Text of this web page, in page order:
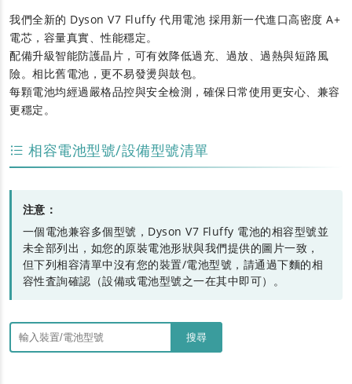
我們全新的 Dyson V7 Fluffy 代用電池 採用新一代進口高密度 A+
電芯，容量真實、性能穩定。
配備升級智能防護晶片，可有效降低過充、過放、過熱與短路風
險。相比舊電池，更不易發燙與鼓包。
每顆電池均經過嚴格品控與安全檢測，確保日常使用更安心、兼容
更穩定。
相容電池型號/設備型號清單
注意：
一個電池兼容多個型號，Dyson V7 Fluffy 電池的相容型號並
未全部列出，如您的原裝電池形狀與我們提供的圖片一致，
但下列相容清單中沒有您的裝置/電池型號，請通過下麵的相
容性査詢確認（設備或電池型號之一在其中即可）。
搜尋